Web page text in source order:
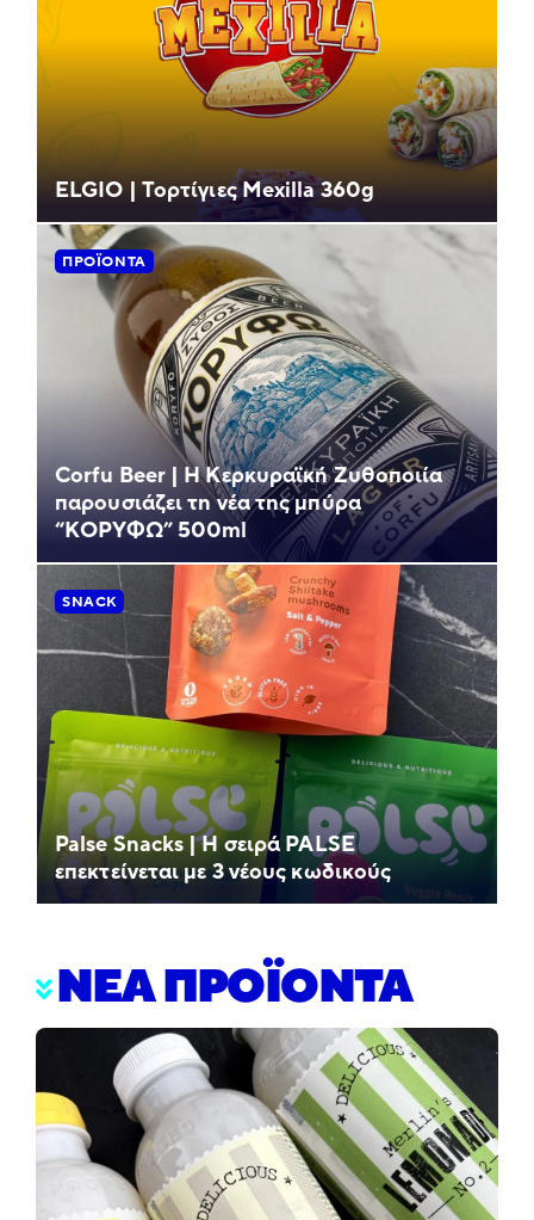
ELGIO | Τορτίγιες Mexilla 360g
ΠΡΟΪΌΝΤΑ
Corfu Beer | Η Κερκυραϊκή Ζυθοποιία
παρουσιάζει τη νέα της μπύρα
“ΚΟΡΥΦΩ” 500ml
SNACK
Palse Snacks | Η σειρά PALSE
επεκτείνεται με 3 νέους κωδικούς
ΝΕΑ ΠΡΟΪΟΝΤΑ